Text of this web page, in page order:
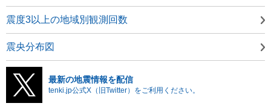
震度3以上の地域別観測回数
震央分布図
最新の地震情報を配信
tenki.jp公式X（旧Twitter）をご利用ください。